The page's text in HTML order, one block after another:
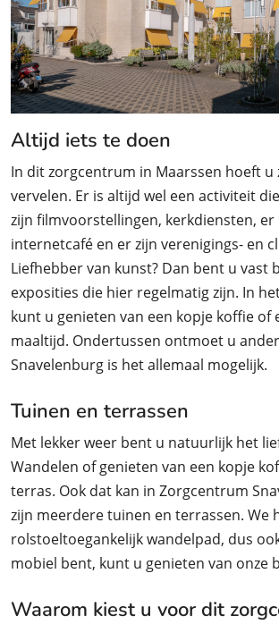
Altijd iets te doen
In dit zorgcentrum in Maarssen hoeft u
vervelen. Er is altijd wel een activiteit
zijn filmvoorstellingen, kerkdiensten, er
internetcafé en er zijn verenigings- en
Liefhebber van kunst? Dan bent u vast
exposities die hier regelmatig zijn. In
kunt u genieten van een kopje koffie of
maaltijd. Ondertussen ontmoet u
Snavelenburg is het allemaal mogelijk.
Tuinen en terrassen
Met lekker weer bent u natuurlijk het
Wandelen of genieten van een kopje
terras. Ook dat kan in Zorgcentrum
zijn meerdere tuinen en terrassen. We
rolstoeltoegankelijk wandelpad, dus
mobiel bent, kunt u genieten van onze
Waarom kiest u voor dit